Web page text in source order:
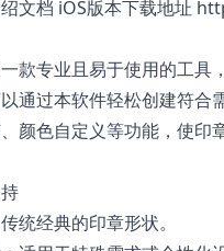
文档 iOS版本下载地址
款专业且易于使用的工
通过本软件轻松创建符合
颜色自定义等功能，使印
统经典的印章形状。